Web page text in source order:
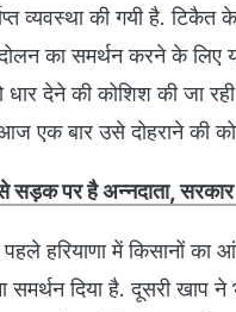
व्यवस्था की गयी है.
का समर्थन करने के लिए
देने की कोशिश की जा
एक बार उसे दोहराने की
सड़क पर है अन्नदाता,
हरियाणा में किसानों
समर्थन दिया है. दूसरी खाप